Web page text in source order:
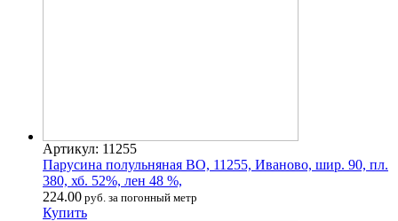
Артикул: 11255
Парусина полульняная ВО, 11255, Иваново, шир. 90, пл.
380, хб. 52%, лен 48 %,
224.00 руб. за погонный метр
Купить